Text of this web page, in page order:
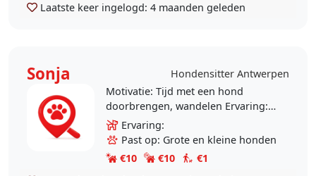
Laatste keer ingelogd: 4 maanden geleden
Sonja
Hondensitter Antwerpen
Motivatie: Tijd met een hond
doorbrengen, wandelen Ervaring:
GeenErvaring:
Past op: Grote en kleine honden
€10
€10
€1